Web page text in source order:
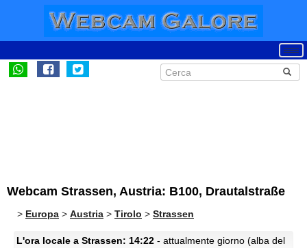
Webcam Strassen, Austria: B100, Drautalstraße
> Europa > Austria > Tirolo > Strassen
L'ora locale a Strassen: 14:22 - attualmente giorno (alba del